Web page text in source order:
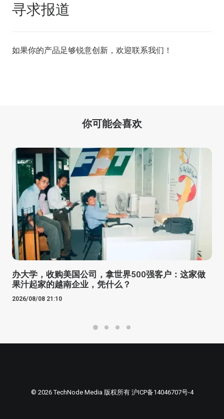
寻求报道
如果你的产品足够锐意创新，欢迎联系我们 ！
你可能会喜欢
办大学，收购美国公司，拿世界500强客户：这家做
果汁起家的越南企业，凭什么？
2026/08/08 21:10
© 2026 TechNode Media 版权所有 沪ICP备14046707号-4